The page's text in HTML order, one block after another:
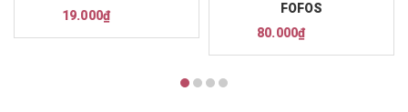
19.000₫
FOFOS
80.000₫